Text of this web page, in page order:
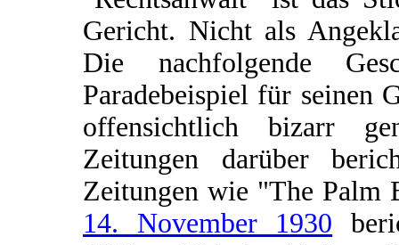
Gericht. Nicht als
Die nachfolgende
Paradebeispiel für seinen
offensichtlich bizarr
Zeitungen darüber
Zeitungen wie "The Palm
14. November 1930